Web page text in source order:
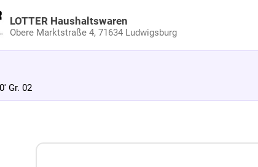
LOTTER Haushaltswaren
Obere Marktstraße 4, 71634 Ludwigsburg
Gr. 02